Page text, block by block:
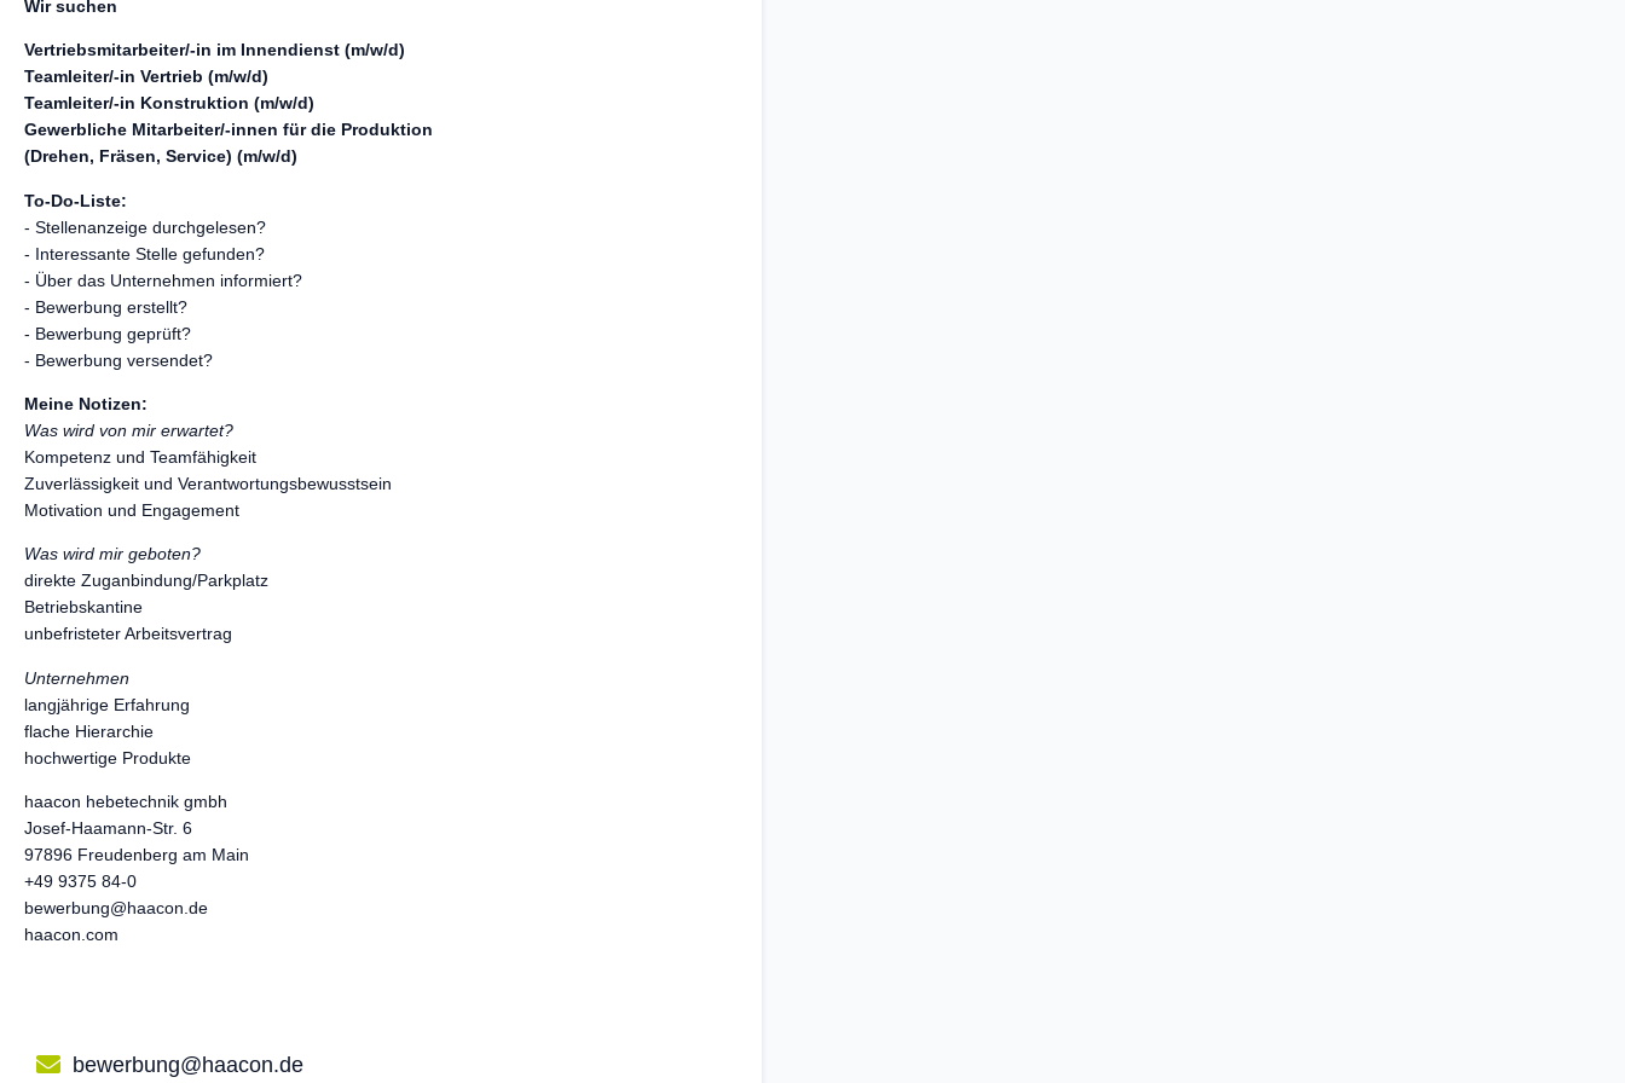
Wir suchen
Vertriebsmitarbeiter/-in im Innendienst (m/w/d)
Teamleiter/-in Vertrieb (m/w/d)
Teamleiter/-in Konstruktion (m/w/d)
Gewerbliche Mitarbeiter/-innen für die Produktion
(Drehen, Fräsen, Service) (m/w/d)
To-Do-Liste:
- Stellenanzeige durchgelesen?
- Interessante Stelle gefunden?
- Über das Unternehmen informiert?
- Bewerbung erstellt?
- Bewerbung geprüft?
- Bewerbung versendet?
Meine Notizen:
Was wird von mir erwartet?
Kompetenz und Teamfähigkeit
Zuverlässigkeit und Verantwortungsbewusstsein
Motivation und Engagement
Was wird mir geboten?
direkte Zuganbindung/Parkplatz
Betriebskantine
unbefristeter Arbeitsvertrag
Unternehmen
langjährige Erfahrung
flache Hierarchie
hochwertige Produkte
haacon hebetechnik gmbh
Josef-Haamann-Str. 6
97896 Freudenberg am Main
+49 9375 84-0
bewerbung@haacon.de
haacon.com
bewerbung@haacon.de